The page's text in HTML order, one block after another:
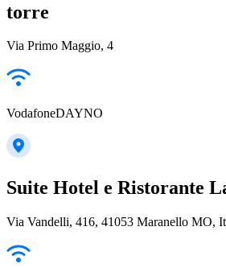
torre
Via Primo Maggio, 4
VodafoneDAYNO
Suite Hotel e Ristorante
Via Vandelli, 416, 41053 Maranello MO,